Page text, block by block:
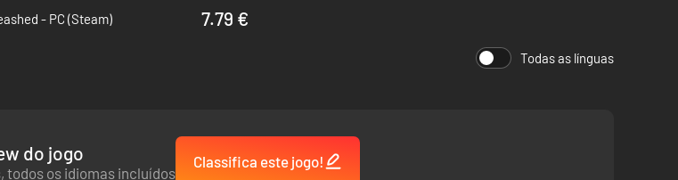
Oeste, suas pistas estão nos cenários mais impressionantes!
- PC (Steam)
7.79 €
Todas as línguas
do jogo
todos os idiomas incluídos
Classifica este jogo!